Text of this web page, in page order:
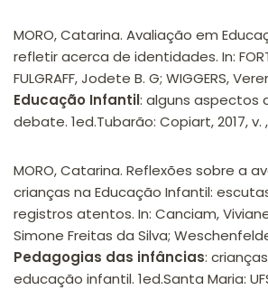
MORO, Catarina. Avaliação em
refletir acerca de identidades. In:
FULGRAFF, Jodete B. G; WIGGERS,
Educação Infantil: alguns aspectos
debate. 1ed.Tubarão: Copiart, 2017, v.
MORO, Catarina. Reflexões sobre a
crianças na Educação Infantil:
registros atentos. In: Canciam,
Simone Freitas da Silva;
Pedagogias das infâncias:
educação infantil. 1ed.Santa Maria: